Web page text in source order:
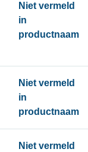
Niet vermeld
in
productnaam
Niet vermeld
in
productnaam
Niet vermeld